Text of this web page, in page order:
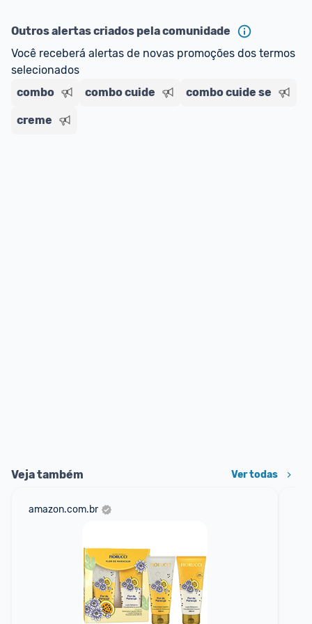
E lembre-se: você sempre pode contar ajuda da
comunidade para tirar dúvidas ou acionar os
nossos Admins marcando
comentário ou através do Fale com o Promobit.
Outros alertas criados pela comunidade
Você receberá alertas de novas promoções dos termos
selecionados
combo
combo cuide combo cuide se
creme
Veja também Ver todas
amazon.com.br